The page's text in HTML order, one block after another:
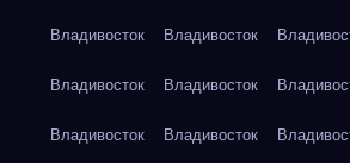
Владивосток Владивосток
Владивосток Владивосток
Владивосток Владивосток